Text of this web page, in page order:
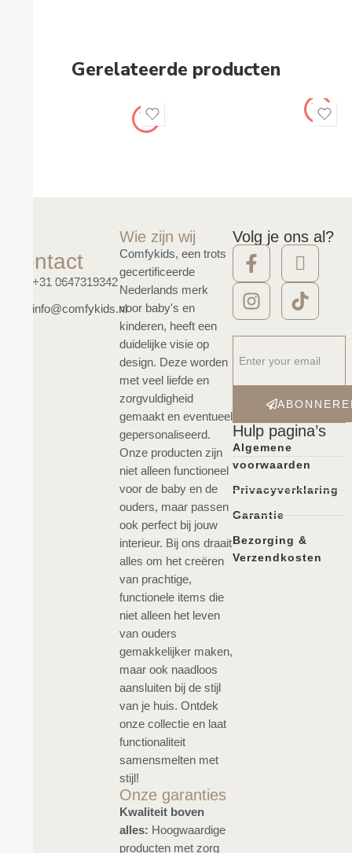
Gerelateerde producten
Contact
+31 0647319342
info@comfykids.nl
Wie zijn wij
Comfykids, een trots
gecertificeerde
Nederlands merk
voor baby's en
kinderen, heeft een
duidelijke visie op
design. Deze worden
met veel liefde en
zorgvuldigheid
gemaakt en eventueel
gepersonaliseerd.
Onze producten zijn
niet alleen functioneel
voor de baby en de
ouders, maar passen
ook perfect bij jouw
interieur. Bij ons draait
alles om het creëren
van prachtige,
functionele items die
niet alleen het leven
van ouders
gemakkelijker maken,
maar ook naadloos
aansluiten bij de stijl
van je huis. Ontdek
onze collectie en laat
functionaliteit
samensmelten met
stijl!
Onze garanties
Kwaliteit boven
alles: Hoogwaardige
producten met zorg
Volg je ons al?
Hulp pagina’s
Algemene
voorwaarden
Privacyverklaring
Garantie
Bezorging &
Verzendkosten